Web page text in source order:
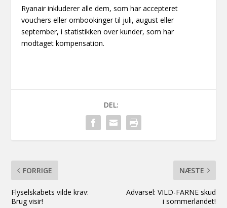
Ryanair inkluderer alle dem, som har accepteret
vouchers eller ombookinger til juli, august eller
september, i statistikken over kunder, som har
modtaget kompensation.
DEL:
FORRIGE
Flyselskabets vilde krav:
Brug visir!
NÆSTE
Advarsel: VILD-FARNE skud
i sommerlandet!